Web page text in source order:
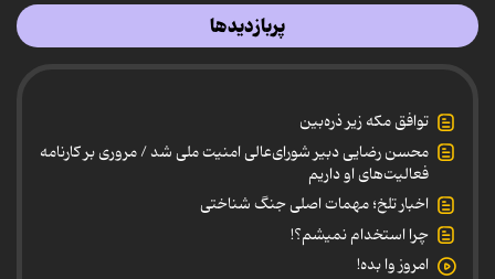
پربازدیدها
توافق مکه زیر ذره‌بین
محسن رضایی دبیر شورای‌عالی امنیت ملی شد / مروری بر کارنامه
فعالیت‌های او داریم
اخبار تلخ؛ مهمات اصلی جنگ شناختی
چرا استخدام نمیشم؟!
امروز وا بده!